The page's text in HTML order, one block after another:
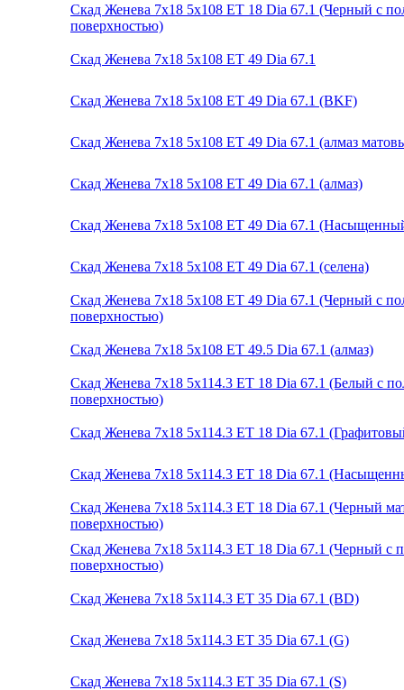
Скад Женева 7x18 5x108 ET 18 Dia 67.1 (Черный с
поверхностью)
Скад Женева 7x18 5x108 ET 49 Dia 67.1
Скад Женева 7x18 5x108 ET 49 Dia 67.1 (BKF)
Скад Женева 7x18 5x108 ET 49 Dia 67.1 (алмаз
Скад Женева 7x18 5x108 ET 49 Dia 67.1 (алмаз)
Скад Женева 7x18 5x108 ET 49 Dia 67.1
Скад Женева 7x18 5x108 ET 49 Dia 67.1 (селена)
Скад Женева 7x18 5x108 ET 49 Dia 67.1 (Черный с
поверхностью)
Скад Женева 7x18 5x108 ET 49.5 Dia 67.1 (алмаз)
Скад Женева 7x18 5x114.3 ET 18 Dia 67.1 (Белый с
поверхностью)
Скад Женева 7x18 5x114.3 ET 18 Dia 67.1
Скад Женева 7x18 5x114.3 ET 18 Dia 67.1
Скад Женева 7x18 5x114.3 ET 18 Dia 67.1 (Черный
поверхностью)
Скад Женева 7x18 5x114.3 ET 18 Dia 67.1 (Черный с
поверхностью)
Скад Женева 7x18 5x114.3 ET 35 Dia 67.1 (BD)
Скад Женева 7x18 5x114.3 ET 35 Dia 67.1 (G)
Скад Женева 7x18 5x114.3 ET 35 Dia 67.1 (S)